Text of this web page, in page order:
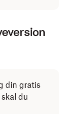
din gratis
du